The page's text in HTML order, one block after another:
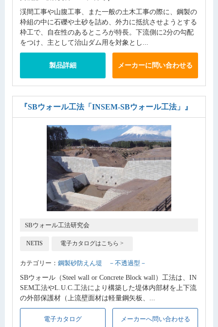
渓間工事や山腹工事、また一般の土木工事の際に、鋼製の
枠組の中に石礫や土砂を詰め、外力に抵抗させようとする
枠工で、自在性のあるところが特長。下流側に2分の勾配
をつけ、主として治山ダム用を対象とし...
製品詳細 メーカーに問い合わせる
『SBウォール工法「INSEM-SBウォール工法」』
SBウォール工法研究会
NETIS 電子カタログはこちら >
カテゴリー： 鋼製砂防えん堤 －不透過型－
SBウォール（Steel wall or Concrete Block wall）工法は、IN
SEM工法やL.U.C.工法により構築した堤体内部材を上下流
の外部保護材（上流壁面材は軽量鋼矢板、...
電子カタログ メーカーへ問い合わせる